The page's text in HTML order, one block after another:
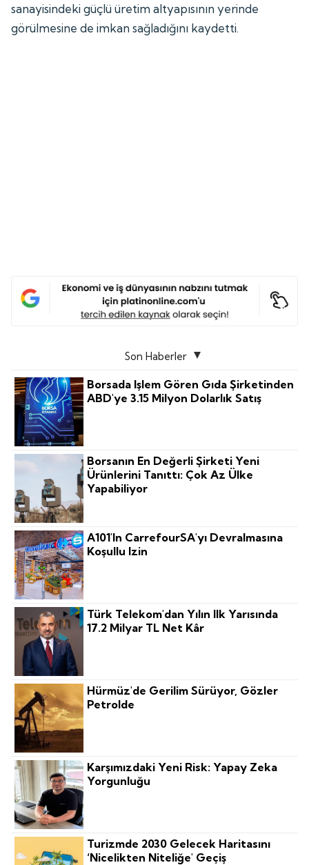
sanayisindeki güçlü üretim altyapısının yerinde
görülmesine de imkan sağladığını kaydetti.
Son Haberler
Borsada Işlem Gören Gıda Şirketinden
ABD'ye 3.15 Milyon Dolarlık Satış
Borsanın En Değerli Şirketi Yeni
Ürünlerini Tanıttı: Çok Az Ülke
Yapabiliyor
A101'in CarrefourSA'yı Devralmasına
Koşullu Izin
Türk Telekom'dan Yılın Ilk Yarısında
17.2 Milyar TL Net Kâr
Hürmüz'de Gerilim Sürüyor, Gözler
Petrolde
Karşımızdaki Yeni Risk: Yapay Zeka
Yorgunluğu
Turizmde 2030 Gelecek Haritasını
‘nicelikten Niteliğe' Geçiş